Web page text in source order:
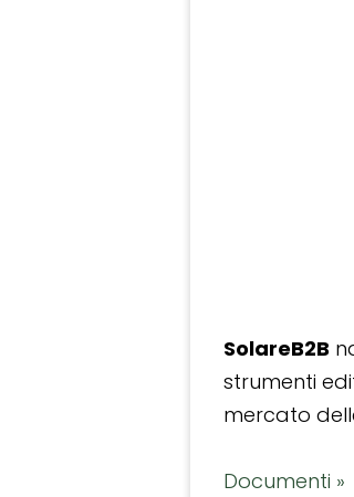
SolareB2B
strumenti
mercato
Documenti »